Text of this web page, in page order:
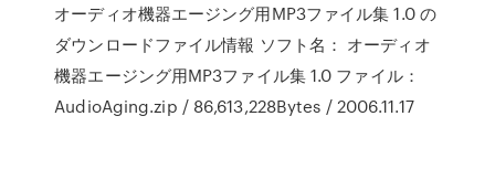
オーディオ機器エージング用MP3ファイル集 1.0 の
ダウンロードファイル情報 ソフト名： オーディオ
機器エージング用MP3ファイル集 1.0 ファイル：
AudioAging.zip / 86,613,228Bytes / 2006.11.17